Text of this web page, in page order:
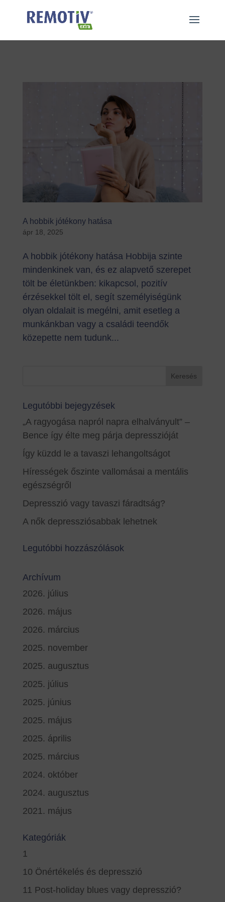
A hobbik jótékony hatása
ápr 18, 2025
A hobbik jótékony hatása Hobbija szinte
mindenkinek van, és ez alapvető szerepet
tölt be életünkben: kikapcsol, pozitív
érzésekkel tölt el, segít személyiségünk
olyan oldalait is megélni, amit esetleg a
munkánkban vagy a családi teendők
közepette nem tudunk...
Legutóbbi bejegyzések
„A ragyogása napról napra elhalványult” –
Bence így élte meg párja depresszióját
Így küzdd le a tavaszi lehangoltságot
Hírességek őszinte vallomásai a mentális
egészségről
Depresszió vagy tavaszi fáradtság?
A nők depressziósabbak lehetnek
Legutóbbi hozzászólások
Archívum
2026. július
2026. május
2026. március
2025. november
2025. augusztus
2025. július
2025. június
2025. május
2025. április
2025. március
2024. október
2024. augusztus
2021. május
Kategóriák
1
10 Önértékelés és depresszió
11 Post-holiday blues vagy depresszió?